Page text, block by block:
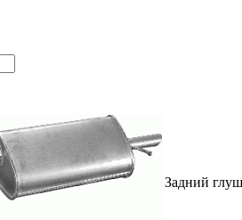
Задний